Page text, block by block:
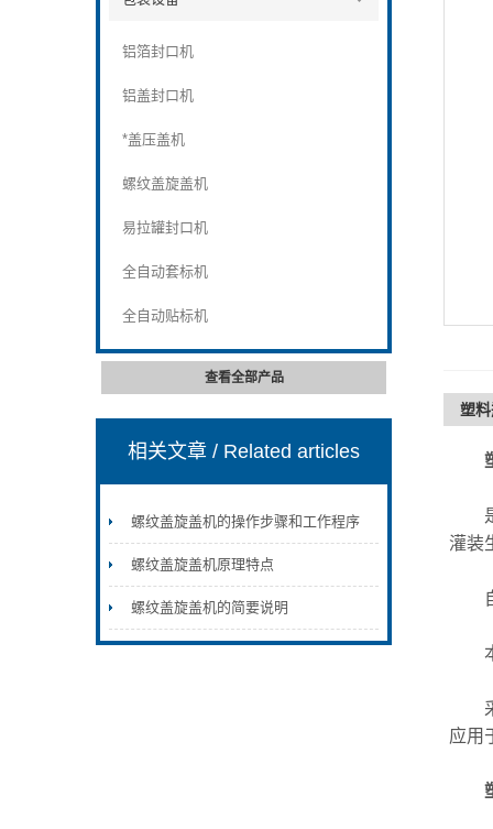
铝箔封口机
铝盖封口机
*盖压盖机
螺纹盖旋盖机
易拉罐封口机
全自动套标机
全自动贴标机
查看全部产品
相关文章/ Related articles
螺纹盖旋盖机的操作步骤和工作程序
螺纹盖旋盖机原理特点
螺纹盖旋盖机的简要说明
塑
是
灌装
自
本
采
应用